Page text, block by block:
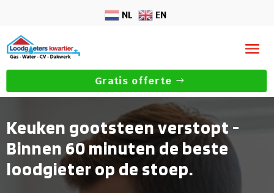
NL EN
Gratis offerte
Keuken gootsteen verstopt -
Binnen 60 minuten de beste
loodgieter op de stoep.